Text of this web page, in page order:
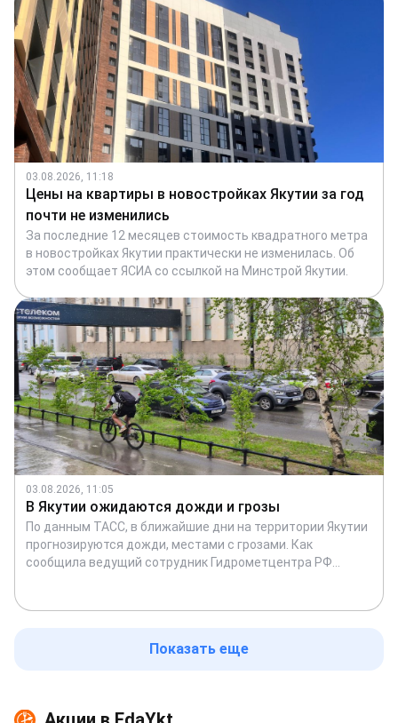
03.08.2026, 11:18
Цены на квартиры в новостройках Якутии за год
почти не изменились
За последние 12 месяцев стоимость квадратного метра
в новостройках Якутии практически не изменилась. Об
этом сообщает ЯСИА со ссылкой на Минстрой Якутии.
03.08.2026, 11:05
В Якутии ожидаются дожди и грозы
По данным ТАСС, в ближайшие дни на территории Якутии
прогнозируются дожди, местами с грозами. Как
сообщила ведущий сотрудник Гидрометцентра РФ
республики в ночные часы возможен дождь с мокрым
лета за полярным кругом.Показать еще